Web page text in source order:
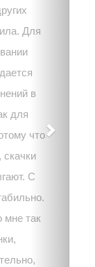
Для
в
для
что
С
мне так